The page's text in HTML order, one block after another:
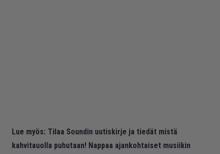
Lue myös: Tilaa Soundin uutiskirje ja tiedät mistä
kahvitauolla puhutaan! Nappaa ajankohtaiset musiikin